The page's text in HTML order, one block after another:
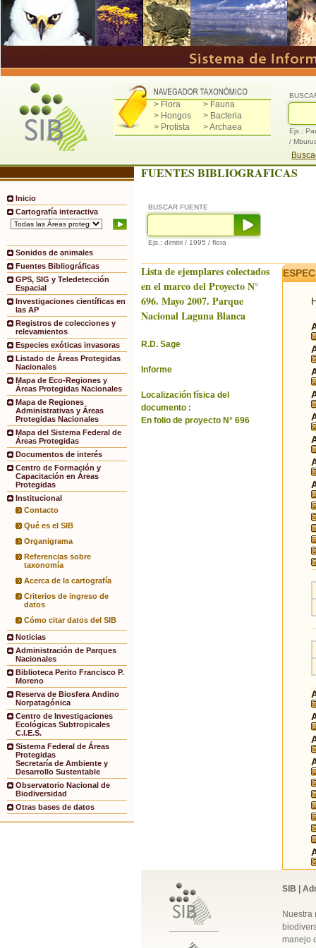
> Flora
> Fauna
> Hongos
> Bacteria
> Protista
> Archaea
Ejs.:
/
Inicio
Cartografía interactiva
Sonidos de animales
Fuentes Bibliográficas
GPS, SIG y Teledetección
Espacial
Investigaciones científicas en
las AP
Registros de colecciones y
relevamientos
Especies exóticas invasoras
Listado de Áreas Protegidas
Nacionales
Mapa de Eco-Regiones y
Áreas Protegidas Nacionales
Mapa de Regiones
Administrativas y Áreas
Protegidas Nacionales
Mapa del Sistema Federal de
Áreas Protegidas
Documentos de interés
Centro de Formación y
Capacitación en Áreas
Protegidas
Institucional
Contacto
Qué es el SIB
Organigrama
Referencias sobre
taxonomía
Acerca de la cartografía
Criterios de ingreso de
datos
Cómo citar datos del SIB
Noticias
Administración de Parques
Nacionales
Biblioteca Perito Francisco P.
Moreno
Reserva de Biosfera Andino
Norpatagónica
Centro de Investigaciones
Ecológicas Subtropicales
C.I.E.S.
Sistema Federal de Áreas
Protegidas
Secretaría de Ambiente y
Desarrollo Sustentable
Observatorio Nacional de
Biodiversidad
Otras bases de datos
FUENTES BIBLIOGRAFICAS
BUSCAR FUENTE
Ejs.: dimitri / 1995 / flora
Lista de ejemplares colectados
en el marco del Proyecto N°
696. Mayo 2007. Parque
Nacional Laguna Blanca
R.D. Sage
Informe
Localización física del
documento :
En folio de proyecto N° 696
SIB |
Nuestra
manejo